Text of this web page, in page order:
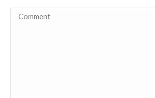
Comment